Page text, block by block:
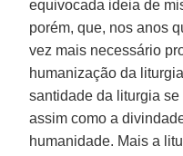
equivocada ideia de
porém, que, nos anos
vez mais necessário
humanização da
santidade da liturgia
assim como a
humanidade. Mais a